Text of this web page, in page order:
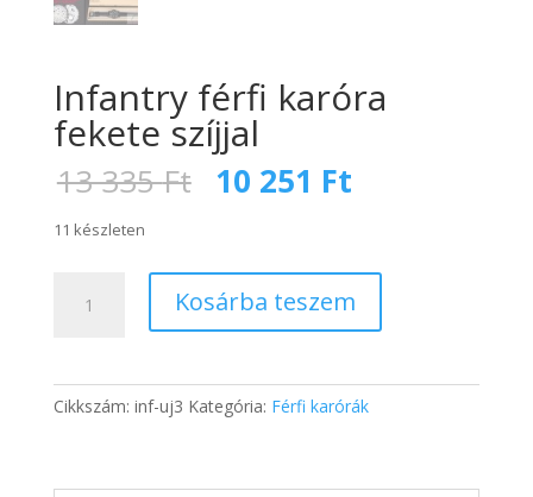
Infantry férfi karóra
fekete szíjjal
13 335Ft Original
price
13
335 Ft.
10 251 Ft
10
251 Ft.
11 készleten
szíjjal
Kosárba teszem
Cikkszám: inf-uj3 Kategória: Férfi karórák